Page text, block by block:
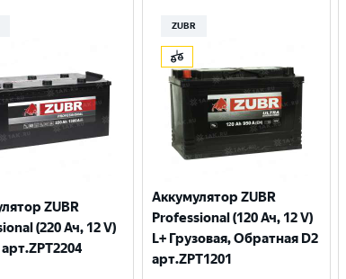
ZUBR
(220 Ач, 12 V)
арт.ZPT2204
ZUBR
Аккумулятор ZUBR
Professional (120 Ач, 12 V)
L+ Грузовая, Обратная D2
арт.ZPT1201